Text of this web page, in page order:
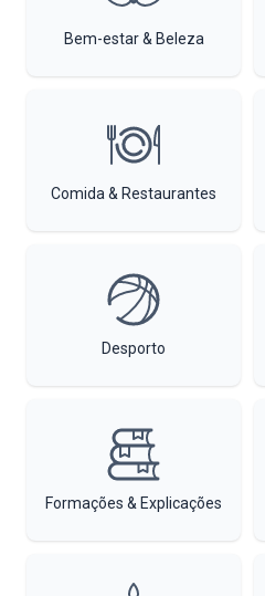
Bem-estar & Beleza
Comida & Restaurantes
Desporto
Formações & Explicações